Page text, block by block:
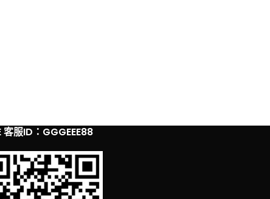
客服ID：GGGEEE88